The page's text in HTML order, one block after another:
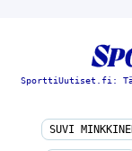
SporttiUutiset.fi:
SUVI